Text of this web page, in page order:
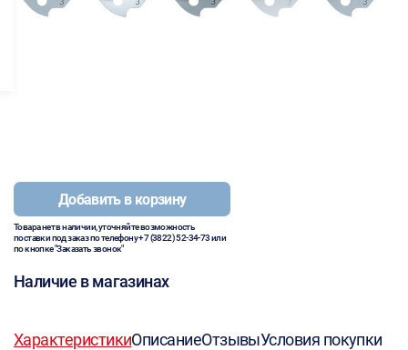
Добавить в корзину
Товара нет в наличии, уточняйте возможность
поставки под заказ по телефону+7 (3822) 52-34-73или
по кнопке "Заказать звонок"
Наличие в магазинах
ХарактеристикиОписаниеОтзывыУсловия покупки